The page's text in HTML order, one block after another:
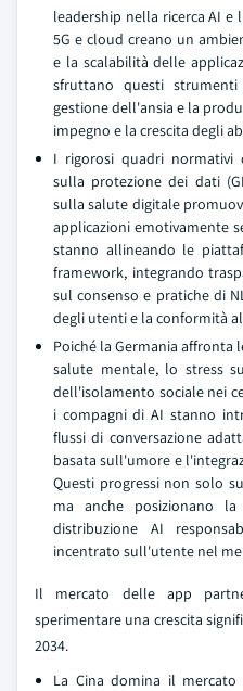
leadership nella ricerca AI e
5G e cloud creano un
e la scalabilità delle
sfruttano questi
gestione dell'ansia e la
impegno e la crescita degli
I rigorosi quadri normativi
sulla protezione dei dati
sulla salute digitale
applicazioni emotivamente
stanno allineando le
framework, integrando
sul consenso e pratiche di
degli utenti e la conformità
Poiché la Germania affronta
salute mentale, lo stress
dell'isolamento sociale nei
i compagni di AI stanno
flussi di conversazione
basata sull'umore e
Questi progressi non solo
ma anche posizionano
distribuzione AI
incentrato sull'utente nel
Il mercato delle app
sperimentare una crescita
2034.
La Cina domina il